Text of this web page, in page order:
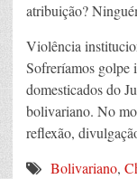
atribuição?
Violência
Sofreríamos golpe
domesticados do
bolivariano. No
reflexão,
Bolivariano,